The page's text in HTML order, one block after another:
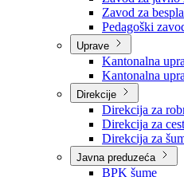
Zavodi
Zavod
Zavod za javno
Zavod za
Pedagoški
Uprave
Kantonalna
Kantonalna
Direkcije
Direkcija za
Direkcija za ceste